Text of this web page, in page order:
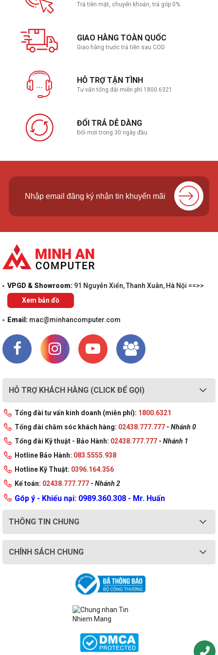
Cổng I / O bên
1 x đầu cắm Quạt khung gầm 4 chân
Liên quan đến nguồn
1 x đầu nối Nguồn chính 24 chân
Đầu nối nguồn 1 x 8 chân + 12V
Liên quan đến lưu trữ
1 x khe cắm M.2 (Phím M)
1 x đầu cắm USB 3.2 Gen 1 hỗ trợ thêm 2 cổng
Cổng khác
1 x Xóa tiêu đề CMOS
1 x Đầu cắm âm thanh bảng điều khiển phía
1 x đầu ra S / PDIF
1 x tiêu đề SPI TPM (14-1pin)
1 x 10-1 pin Tiêu đề bảng điều khiển hệ thống
BIOS 128 Mb Flash ROM, UEFI AMI BIOS
Hình thức
Trả tiền mặt, chuyển khoản, trả góp 0%
GIAO HÀNG TOÀN QUỐC
Giao hàng trước trả tiền sau COD
HỖ TRỢ TẬN TÌNH
Tư vấn tổng đài miễn phí 1800.6321
ĐỔI TRẢ DỄ DÀNG
Đổi mới trong 30 ngày đầu
VPGD & Showroom: 91 Nguyễn Xiển, Thanh Xuân, Hà Nội ==>>
Xem bản đồ
Email: mac@minhancomputer.com
HỖ TRỢ KHÁCH HÀNG (CLICK ĐỂ GỌI)
Tổng đài tư vấn kinh doanh (miễn phí): 1800.6321
Tổng đài chăm sóc khách hàng: 02438.777.777 - Nhánh 0
Tổng đài Kỹ thuật - Bảo Hành: 02438.777.777 - Nhánh 1
Hotline Bảo Hành: 083.5555.938
Hotline Kỹ Thuật: 0396.164.356
Kế toán: 02438.777.777 - Nhánh 2
Góp ý - Khiếu nại: 0989.360.308 - Mr. Huấn
THÔNG TIN CHUNG
CHÍNH SÁCH CHUNG